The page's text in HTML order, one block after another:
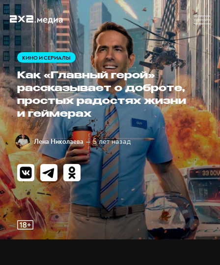
КИНО И СЕРИАЛЫ
Как «Главный герой»
рассказывает о доброте,
простых радостях жизни
и геймерах
Лена Николаева — 5 лет назад